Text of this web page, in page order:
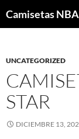
UNCATEGORIZED
STAR
DICIEMBRE 13,